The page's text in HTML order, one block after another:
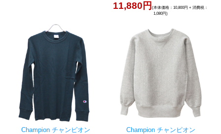
11,880円(本体価格：10,800円 + 消費税：
1,080円)
Champion チャンピオン
Champion チャンピオン